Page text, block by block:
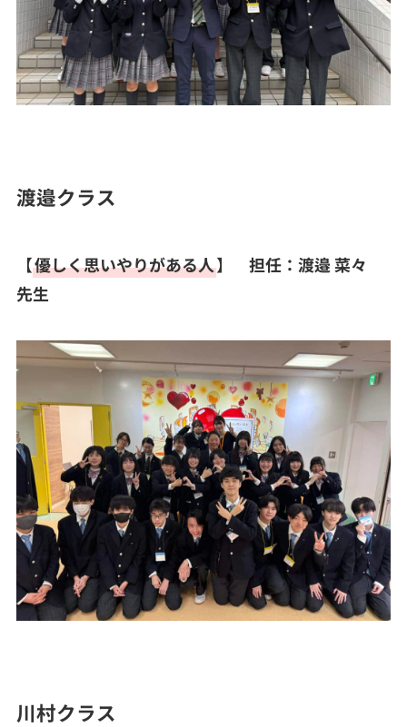
渡邉クラス
【優しく思いやりがある人】 担任：渡邉 菜々
先生
川村クラス